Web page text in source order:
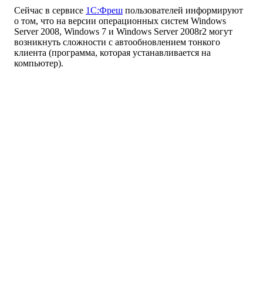
Сейчас в сервисе 1С:Фреш пользователей информируют
о том, что на версии операционных систем Windows
Server 2008, Windows 7 и Windows Server 2008r2 могут
возникнуть сложности с автообновлением тонкого
клиента (программа, которая устанавливается на
компьютер).